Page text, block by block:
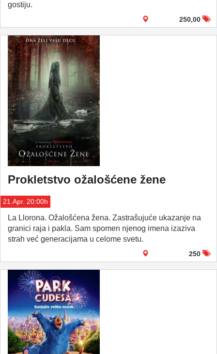
gostiju.
250,00
Prokletstvo ožalošćene žene
21.Apr. 20:00h
La Llorona. Ožalošćena žena. Zastrašujuće ukazanje na
granici raja i pakla. Sam spomen njenog imena izaziva
strah već generacijama u celome svetu.
250